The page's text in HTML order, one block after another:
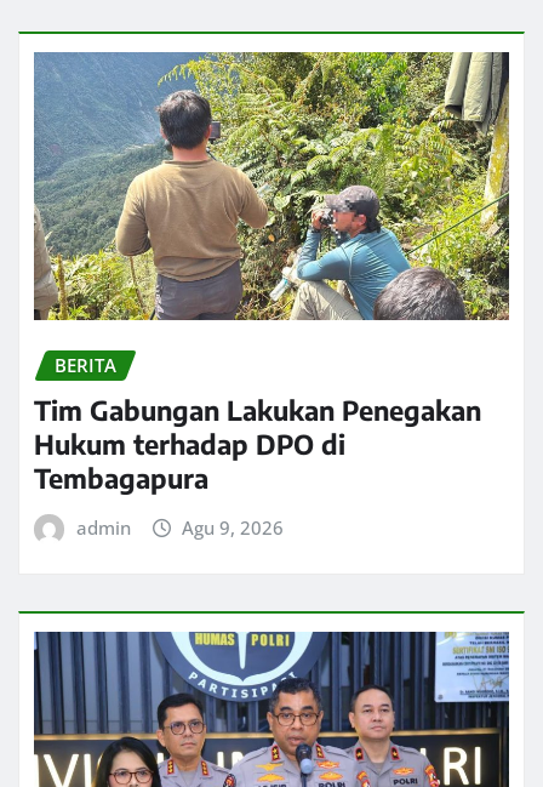
BERITA
Tim Gabungan Lakukan Penegakan
Hukum terhadap DPO di
Tembagapura
admin Agu 9, 2026